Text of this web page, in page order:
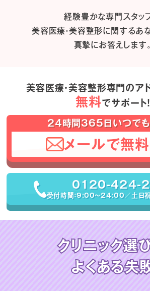
経験豊かな専門スタッ
美容医療・美容整形に関するあ
真摯にお答えします。
美容医療・美容整形専門のア
無料でサポート！
24時間365日いつでも
メールで無
0120-424-
受付時間：9:00〜24:00／土日祝
クリニック選
よくある失